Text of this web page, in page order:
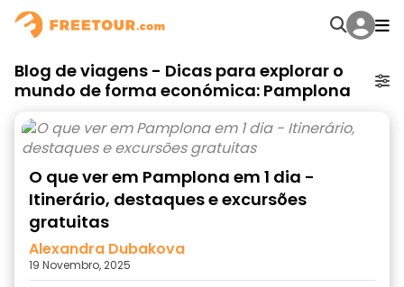
Blog de viagens - Dicas para explorar o
mundo de forma económica: Pamplona
O que ver em Pamplona em 1 dia -
Itinerário, destaques e excursões
gratuitas
Alexandra Dubakova
19 Novembro, 2025